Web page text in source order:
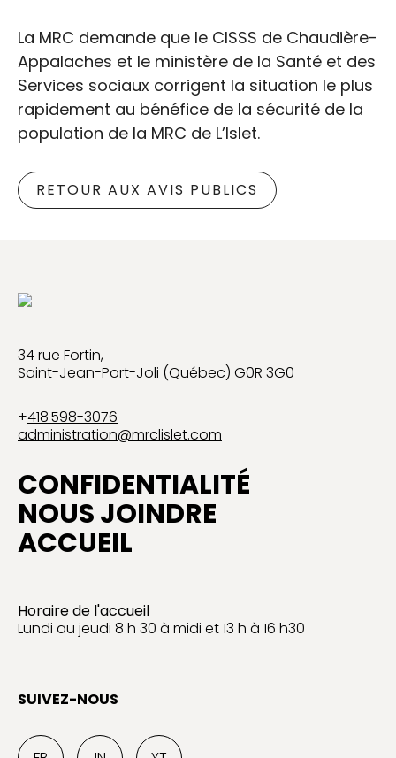
La MRC demande que le CISSS de Chaudière-
Appalaches et le ministère de la Santé et des
Services sociaux corrigent la situation le plus
rapidement au bénéfice de la sécurité de la
population de la MRC de L’Islet.
RETOUR AUX AVIS PUBLICS
34 rue Fortin,
Saint-Jean-Port-Joli (Québec) G0R 3G0
+418 598-3076
administration@mrclislet.com
CONFIDENTIALITÉ
NOUS JOINDRE
ACCUEIL
Horaire de l'accueil
Lundi au jeudi 8 h 30 à midi et 13 h à 16 h30
SUIVEZ-NOUS